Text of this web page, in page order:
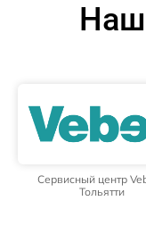
Сервисный центр
Тольятти